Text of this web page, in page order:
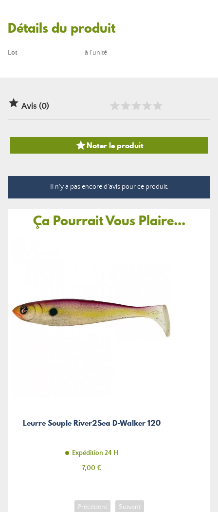
Détails du produit
Lot à l'unité
 Avis (0)
Noter le produit
Il n'y a pas encore d'avis pour ce produit.
Ça Pourrait Vous Plaire...
Leurre Souple River2Sea D-Walker 120
Expédition 24 H
Prix
7,00 €
Précédent Suivant